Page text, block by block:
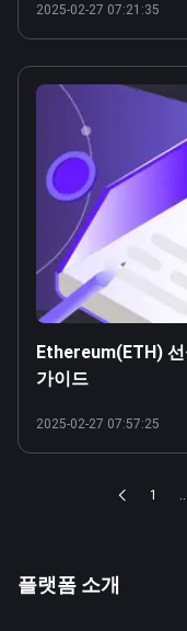
2025-02-27 07:21:35
Ethereum(ETH)
가이드
2025-02-27 07:57:25
1 ...
플랫폼 소개